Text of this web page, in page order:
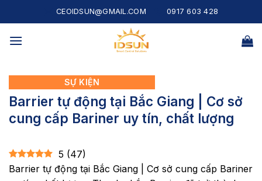
to
content
CEOIDSUN@GMAIL.COM 0917 603 428
SỰ KIỆN
Barrier tự động tại Bắc Giang | Cơ sở
cung cấp Bariner uy tín, chất lượng
5 (47)
Barrier tự động tại Bắc Giang | Cơ sở cung cấp Bariner